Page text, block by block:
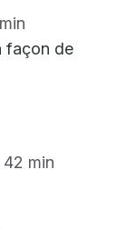
façon de
min